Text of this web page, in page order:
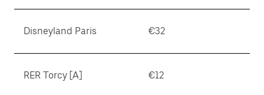
Disneyland Paris €32
RER Torcy [A] €12